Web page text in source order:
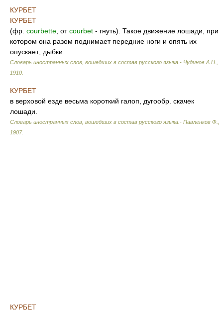
КУРБЕТ
КУРБЕТ
(фр. courbette , отcourbet - гнуть). Такое движение лошади, при
котором она разом поднимает передние ноги и опять их
опускает; дыбки.
Словарь иностранных слов, вошедших в состав русского языка.- Чудинов А.Н.
1910
КУРБЕТ
в верховой езде весьма короткий галоп, дугообр. скачек
лошади.
Словарь иностранных слов, вошедших в состав русского языка.- Павленков Ф.
1907.
КУРБЕТ